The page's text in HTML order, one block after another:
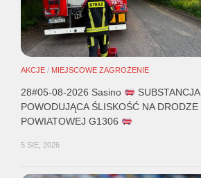
AKCJE / MIEJSCOWE ZAGROŻENIE
28#05-08-2026 Sasino
SUBSTANCJA
POWODUJĄCA ŚLISKOŚĆ NA DRODZE
POWIATOWEJ G1306
5 SIE, 2026